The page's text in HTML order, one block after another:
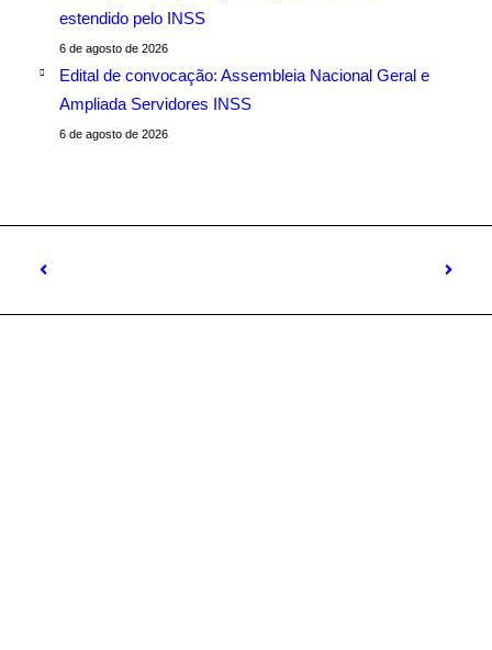
estendido pelo INSS
6 de agosto de 2026
Edital de convocação: Assembleia Nacional Geral e
Ampliada Servidores INSS
6 de agosto de 2026